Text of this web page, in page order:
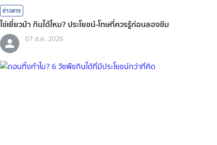
ข่าวสาร
ไข่เยี่ยวม้า กินได้ไหม? ประโยชน์-โทษที่ควรรู้ก่อนลองชิม
07 ส.ค. 2026